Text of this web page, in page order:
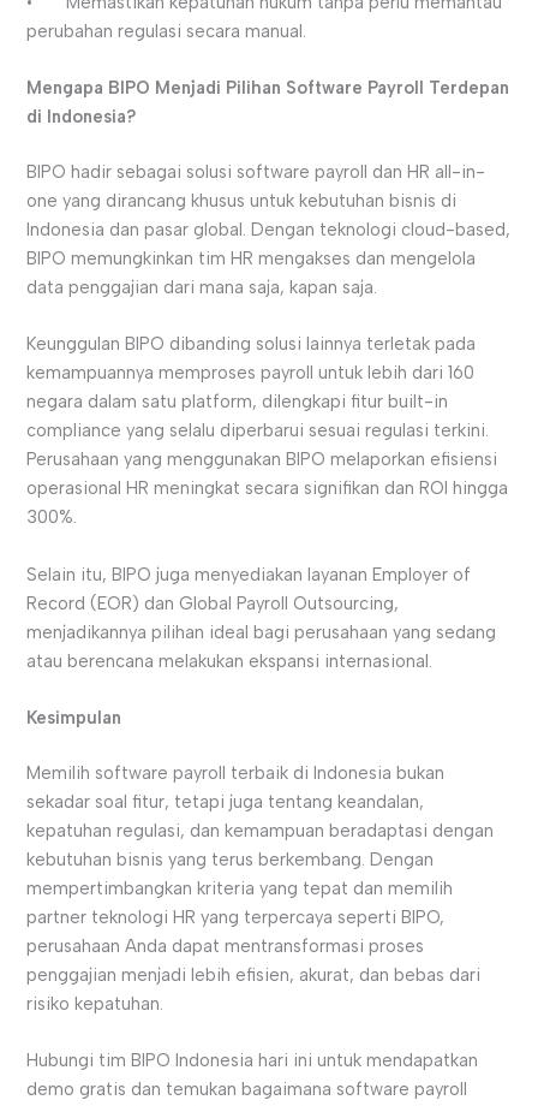
perubahan regulasi secara manual.
Mengapa BIPO Menjadi Pilihan Software Payroll Terdepan
di Indonesia?
BIPO hadir sebagai solusi software payroll dan HR all-in-
one yang dirancang khusus untuk kebutuhan bisnis di
Indonesia dan pasar global. Dengan teknologi cloud-based,
BIPO memungkinkan tim HR mengakses dan mengelola
data penggajian dari mana saja, kapan saja.
Keunggulan BIPO dibanding solusi lainnya terletak pada
kemampuannya memproses payroll untuk lebih dari 160
negara dalam satu platform, dilengkapi fitur built-in
compliance yang selalu diperbarui sesuai regulasi terkini.
Perusahaan yang menggunakan BIPO melaporkan efisiensi
operasional HR meningkat secara signifikan dan ROI hingga
300%.
Selain itu, BIPO juga menyediakan layanan Employer of
Record (EOR) dan Global Payroll Outsourcing,
menjadikannya pilihan ideal bagi perusahaan yang sedang
atau berencana melakukan ekspansi internasional.
Kesimpulan
Memilih software payroll terbaik di Indonesia bukan
sekadar soal fitur, tetapi juga tentang keandalan,
kepatuhan regulasi, dan kemampuan beradaptasi dengan
kebutuhan bisnis yang terus berkembang. Dengan
mempertimbangkan kriteria yang tepat dan memilih
partner teknologi HR yang terpercaya seperti BIPO,
perusahaan Anda dapat mentransformasi proses
penggajian menjadi lebih efisien, akurat, dan bebas dari
risiko kepatuhan.
Hubungi tim BIPO Indonesia hari ini untuk mendapatkan
demo gratis dan temukan bagaimana software payroll